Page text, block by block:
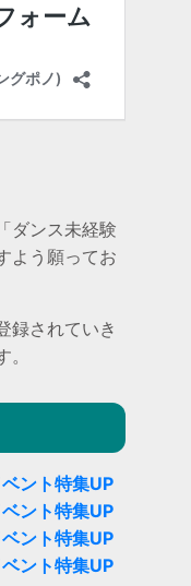
ダンス未経験
よう願ってお
録されていき
ント特集UP
ント特集UP
ント特集UP
ント特集UP